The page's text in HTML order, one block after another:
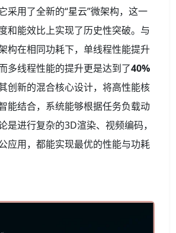
采用了全新的“星云”微架构，这一
和能效比上实现了历史性突破。与
构在相同功耗下，单线程性能提升
多线程性能的提升更是达到了40%
创新的混合核心设计，将高性能核
能结合，系统能够根据任务负载动
是进行复杂的3D渲染、视频编码，
应用，都能实现最优的性能与功耗